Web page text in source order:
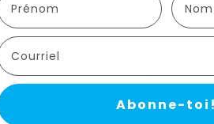
performantes, entretenez-les
de la semelle extérieure, et assurez-
de les exposer à une chaleur
Courriel
Abonne-toi!